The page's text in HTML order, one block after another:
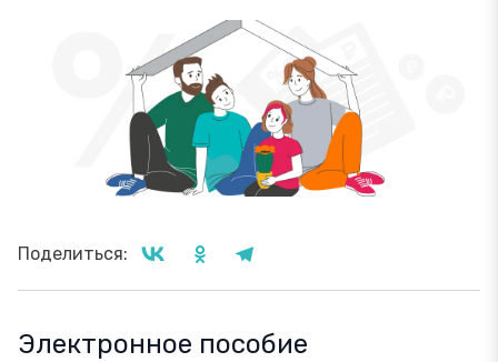
Поделиться:
Электронное пособие